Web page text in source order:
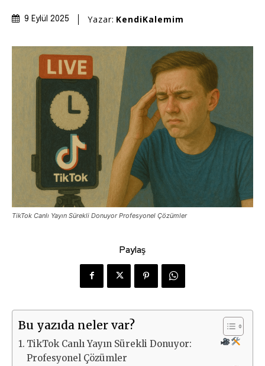
9 Eylül 2025 Yazar: KendiKalemim
TikTok Canlı Yayın Sürekli Donuyor Profesyonel Çözümler
Paylaş
Bu yazıda neler var?
TikTok Canlı Yayın Sürekli Donuyor:
Profesyonel Çözümler